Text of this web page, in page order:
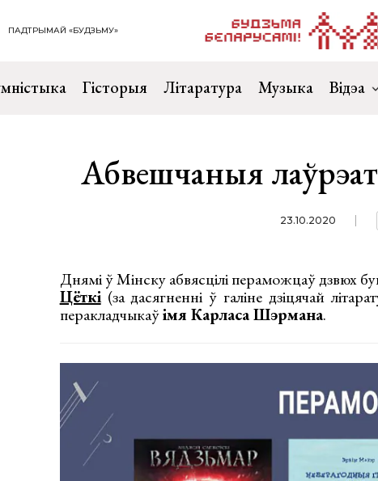
ПАДТРЫМАЙ «БУДЗЬМУ»
Гісторыя Літаратура Музыка Відэа
Абвешчаныя
23.10.2020
Днямі ў Мінску абвясцілі пераможцаў дзвюх
Цёткі(за дасягненні ў галіне дзіцячай
перакладчыкаўімя Карласа Шэрмана.